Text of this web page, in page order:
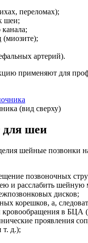
переломах);
шеи;
артерий).
применяют для
(вид сверху)
для шеи
шейные позвонки
позвоночных
и расслабить шейную
дисков;
корешков, а,
кровообращения в
проявления
т. д.);